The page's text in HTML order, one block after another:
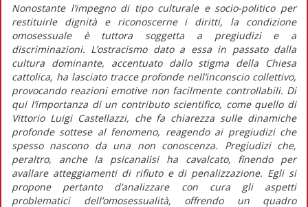
Nonostante l’impegno di tipo culturale e socio-politico per
restituirle dignità e riconoscerne i diritti, la condizione
omosessuale è tuttora soggetta a pregiudizi e a
discriminazioni. L’ostracismo dato a essa in passato dalla
cultura dominante, accentuato dallo stigma della Chiesa
cattolica, ha lasciato tracce profonde nell’inconscio collettivo,
provocando reazioni emotive non facilmente controllabili. Di
qui l’importanza di un contributo scientifico, come quello di
Vittorio Luigi Castellazzi, che fa chiarezza sulle dinamiche
profonde sottese al fenomeno, reagendo ai pregiudizi che
spesso nascono da una non conoscenza. Pregiudizi che,
peraltro, anche la psicanalisi ha cavalcato, finendo per
avallare atteggiamenti di rifiuto e di penalizzazione. Egli si
propone pertanto d’analizzare con cura gli aspetti
problematici dell’omosessualità, offrendo un quadro